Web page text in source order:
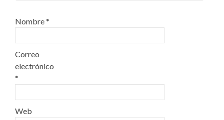
Nombre*
Correo
electrónico
*
Web